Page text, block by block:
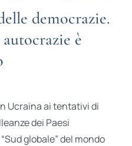
democrazie.
è
Ucraina ai tentativi di
dei Paesi
globale” del mondo